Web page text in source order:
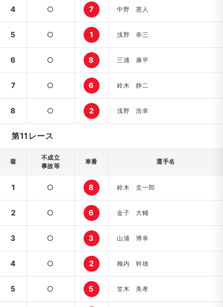
4 ○ 7 中野 憲人
5 ○ 1 浅野 幸三
6 ○ 8 三浦 康平
7 ○ 6 鈴木 静二
8 ○ 2 浅野 浩幸
第11レース
着
不成立
事故等
車番 選手名
1 ○ 8 鈴木 圭一郎
2 ○ 6 金子 大輔
3 ○ 3 山浦 博幸
4 ○ 2 梅内 幹雄
5 ○ 5 笠木 美孝